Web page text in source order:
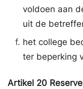
voldoen aan
uit de
f. het college
ter beperking
Artikel 20